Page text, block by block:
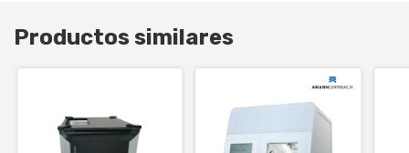
Productos similares